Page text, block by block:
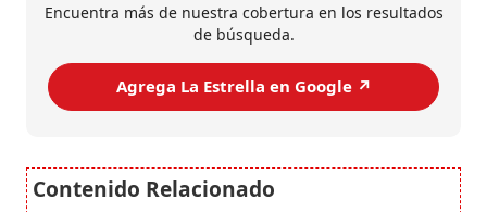
Encuentra más de nuestra cobertura en los resultados
de búsqueda.
Agrega La Estrella en Google ↗️